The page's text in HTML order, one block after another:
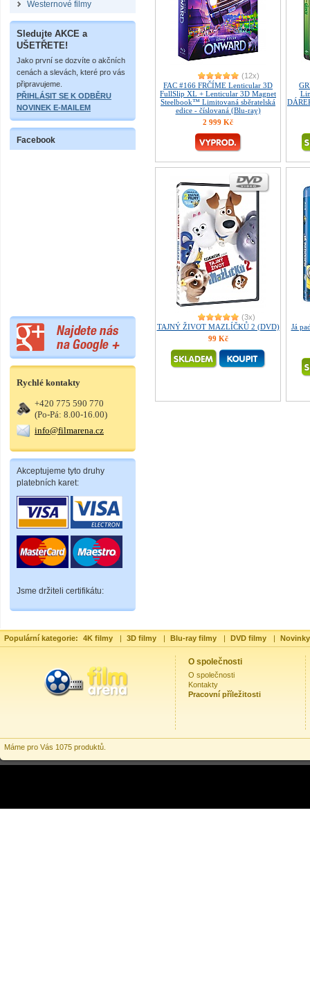
Westernové filmy
Sledujte AKCE a
UŠETŘETE!
Jako první se dozvíte o akčních
cenách a slevách, které pro vás
připravujeme.
PŘIHLÁSIT SE K ODBĚRU
NOVINEK E-MAILEM
Facebook
Rychlé kontakty
+420 775 590 770
(Po-Pá: 8.00-16.00)
info@filmarena.cz
Akceptujeme tyto druhy
platebních karet:
Jsme držiteli certifikátu:
(12x)
FAC #166 FRČÍME Lenticular 3D
FullSlip XL + Lenticular 3D Magnet
Steelbook™ Limitovaná sběratelská
edice - číslovaná (Blu-ray)
2 999 Kč
(3x)
TAJNÝ ŽIVOT MAZLÍČKŮ 2 (DVD)
99 Kč
Já
Populární kategorie: 4K filmy | 3D filmy | Blu-ray filmy | DVD filmy |
O společnosti
O společnosti
Kontakty
Pracovní příležitosti
Máme pro Vás 1075 produktů.